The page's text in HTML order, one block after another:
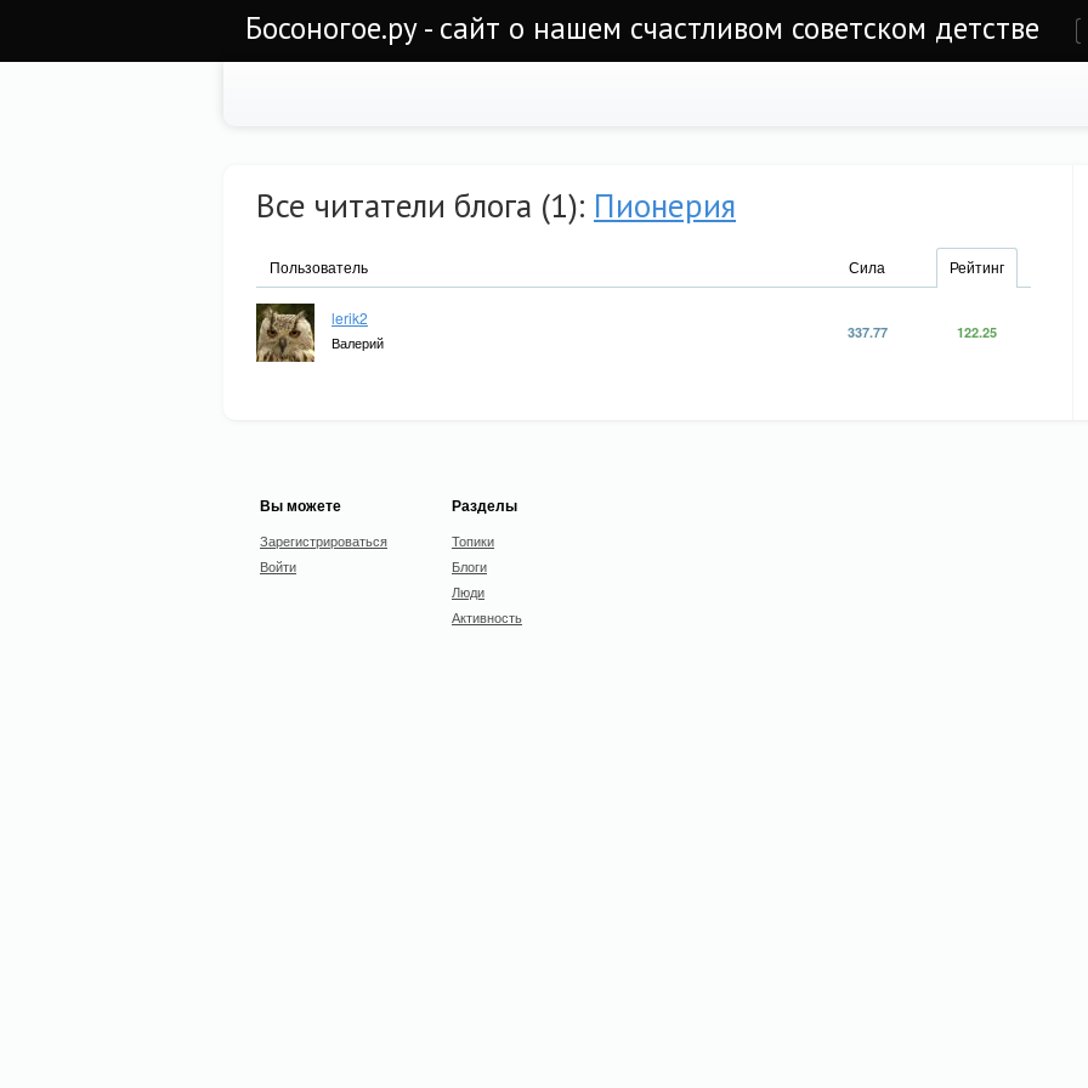
Босоногое.ру - сайт о нашем счастливом советском детстве
Все читатели блога (1): Пионерия
Пользователь Сила Рейтинг
lerik2
Валерий
337.77 122.25
Вы можете
Зарегистрироваться
Войти
Разделы
Топики
Блоги
Люди
Активность